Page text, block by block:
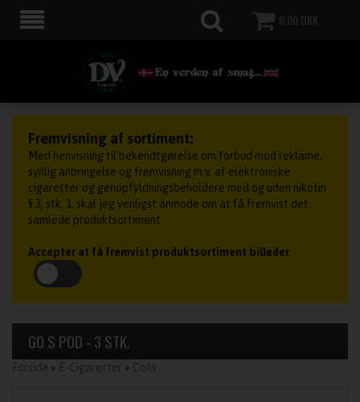
0,00 DKK
Fremvisning af sortiment:
Med henvisning til bekendtgørelse om forbud mod reklame,
synlig anbringelse og fremvisning m.v. af elektroniske
cigaretter og genopfyldningsbeholdere med og uden nikotin
§ 3, stk. 1, skal jeg venligst anmode om at få fremvist det
samlede produktsortiment.
Accepter at få fremvist produktsortiment billeder
GO S POD - 3 STK.
Forside » E-Cigaretter » Coils